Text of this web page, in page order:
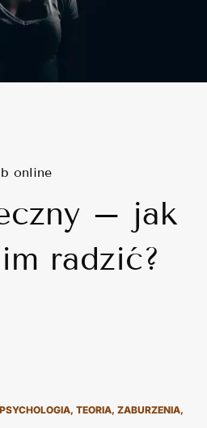
online
– jak
radzić?
PSYCHOLOGIA, TEORIA, ZABURZENIA,